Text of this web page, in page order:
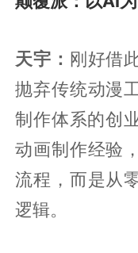
天宇： 刚好借
抛弃传统动漫
制作体系的创
动画制作经验
流程，而是从
逻辑。